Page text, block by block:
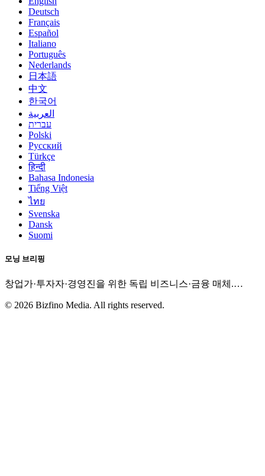
Deutsch
Français
Español
Italiano
Português
Nederlands
日本語
中文
한국어
العربية
עברית
Polski
Русский
Türkçe
हिन्दी
Bahasa Indonesia
Tiếng Việt
ไทย
Svenska
Dansk
Suomi
모닝 브리핑
창업가·투자자·경영진을 위한 독립 비즈니스·금융 매체.…
© 2026 Bizfino Media. All rights reserved.